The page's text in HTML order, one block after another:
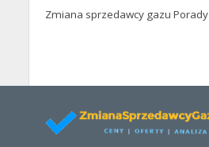
Zmiana sprzedawcy gazu Porady